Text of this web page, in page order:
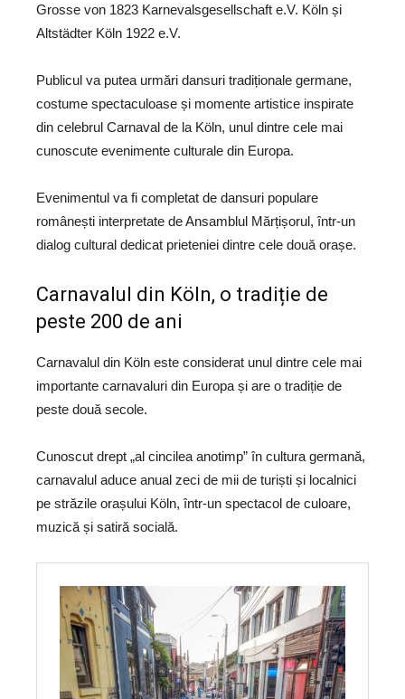
Grosse von 1823 Karnevalsgesellschaft e.V. Köln și
Altstädter Köln 1922 e.V.
Publicul va putea urmări dansuri tradiționale germane,
costume spectaculoase și momente artistice inspirate
din celebrul Carnaval de la Köln, unul dintre cele mai
cunoscute evenimente culturale din Europa.
Evenimentul va fi completat de dansuri populare
românești interpretate deAnsamblul Mărțișorul, într-un
dialog cultural dedicat prieteniei dintre cele două orașe.
Carnavalul din Köln, o tradiție de
peste 200 de ani
Carnavalul din Köln este considerat unul dintre cele mai
importante carnavaluri din Europa și are o tradiție de
peste două secole.
Cunoscut drept „al cincilea anotimp” în cultura germană,
carnavalul aduce anual zeci de mii de turiști și localnici
pe străzile orașului Köln, într-un spectacol de culoare,
muzică și satiră socială.